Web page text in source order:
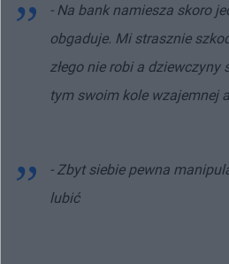
- Na bank namiesza skoro
obgaduje. Mi strasznie
złego nie robi a dziewczyny
tym swoim kole wzajemnej
- Zbyt siebie pewna
lubić